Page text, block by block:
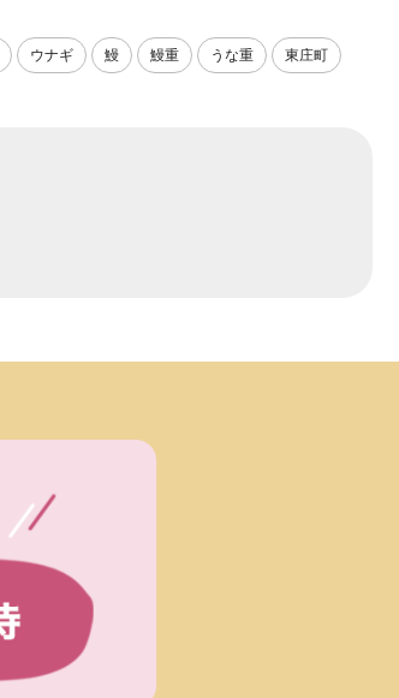
ウナギ 鰻 鰻重 うな重 東庄町